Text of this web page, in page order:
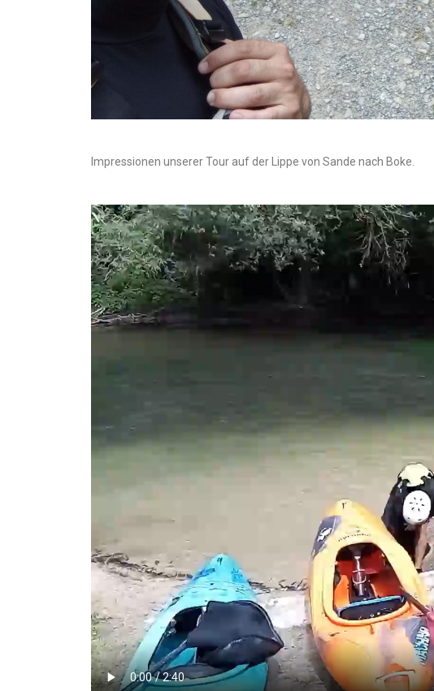
Impressionen unserer Tour auf der Lippe von Sande nach Boke.